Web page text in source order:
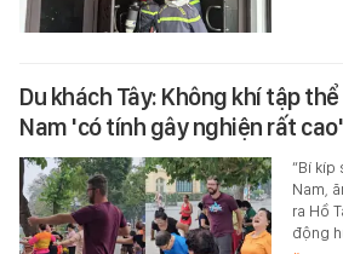
Du khách Tây: Không khí tập
Nam 'có tính gây nghiện rất cao'
“Bí kíp
Nam,
ra Hồ
động